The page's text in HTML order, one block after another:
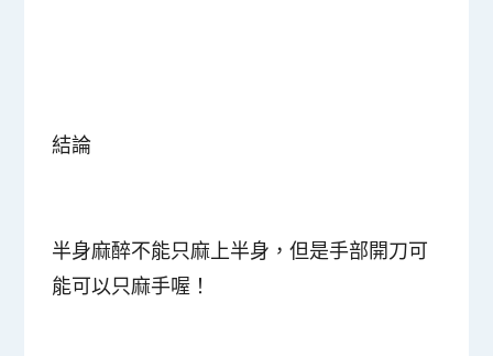
結論
半身麻醉不能只麻上半身，但是手部開刀可
能可以只麻手喔！